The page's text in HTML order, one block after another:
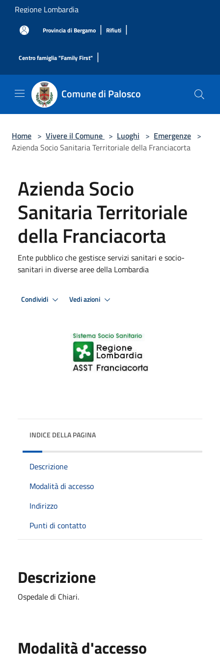
Salta al contenuto principale
Regione Lombardia
Provincia di Bergamo | Rifiuti |
Centro famiglia "Family First" |
Comune di Palosco
Home > Vivere il Comune > Luoghi > Emergenze >
Azienda Socio Sanitaria Territoriale della Franciacorta
Azienda Socio
Sanitaria Territoriale
della Franciacorta
Ente pubblico che gestisce servizi sanitari e socio-
sanitari in diverse aree della Lombardia
Condividi Vedi azioni
INDICE DELLA PAGINA
Descrizione
Modalità di accesso
Indirizzo
Punti di contatto
Descrizione
Ospedale di Chiari.
Modalità d'accesso